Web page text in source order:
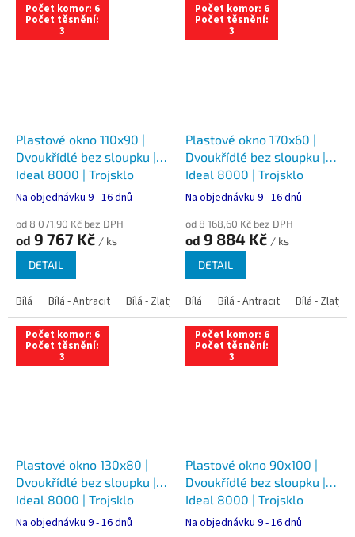
Počet komor: 6
Počet těsnění:
3
Plastové okno 110x90 |
Dvoukřídlé bez sloupku |
Ideal 8000 | Trojsklo
Na objednávku 9 - 16 dnů
od 8 071,90 Kč bez DPH
od 9 767 Kč / ks
DETAIL
Bílá Bílá - Antracit Bílá - Zlatý dub Bílá - Tmavý dub Bílá -
Počet komor: 6
Počet těsnění:
3
Plastové okno 170x60 |
Dvoukřídlé bez sloupku |
Ideal 8000 | Trojsklo
Na objednávku 9 - 16 dnů
od 8 168,60 Kč bez DPH
od 9 884 Kč / ks
DETAIL
Bílá Bílá - Antracit Bílá - Zlatý
Počet komor: 6
Počet těsnění:
3
Plastové okno 130x80 |
Dvoukřídlé bez sloupku |
Ideal 8000 | Trojsklo
Na objednávku 9 - 16 dnů
Počet komor: 6
Počet těsnění:
3
Plastové okno 90x100 |
Dvoukřídlé bez sloupku |
Ideal 8000 | Trojsklo
Na objednávku 9 - 16 dnů